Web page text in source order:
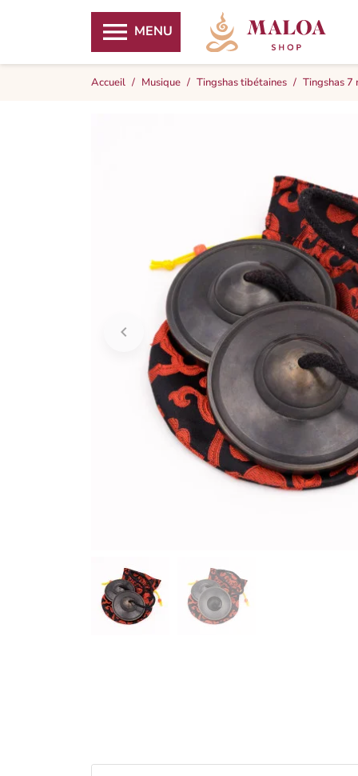
 MENU
Accueil Musique Tingshas tibétaines Tingshas 7
